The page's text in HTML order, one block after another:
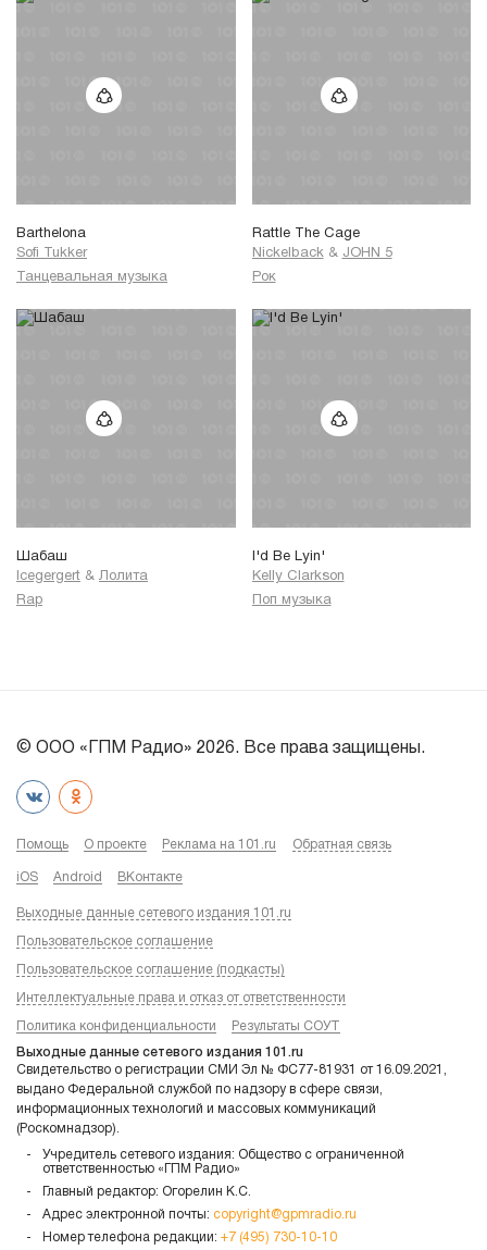
Barthelona
Sofi Tukker
Танцевальная музыка
Rattle The Cage
Nickelback & JOHN 5
Рок
Шабаш
Icegergert & Лолита
Rap
I'd Be Lyin'
Kelly Clarkson
Поп музыка
© ООО «ГПМ Радио» 2026. Все права защищены.
Помощь О проекте Реклама на 101.ru Обратная связь
iOS Android ВКонтакте
Выходные данные сетевого издания 101.ru
Пользовательское соглашение
Пользовательское соглашение (подкасты)
Интеллектуальные права и отказ от ответственности
Политика конфиденциальности Результаты СОУТ
Выходные данные сетевого издания 101.ru
Свидетельство о регистрации СМИ Эл № ФС77-81931 от 16.09.2021,
выдано Федеральной службой по надзору в сфере связи,
информационных технологий и массовых коммуникаций
(Роскомнадзор).
Учредитель сетевого издания: Общество с ограниченной
ответственностью «ГПМ Радио»
Главный редактор: Огорелин К.С.
Адрес электронной почты: copyright@gpmradio.ru
Номер телефона редакции: +7 (495) 730-10-10